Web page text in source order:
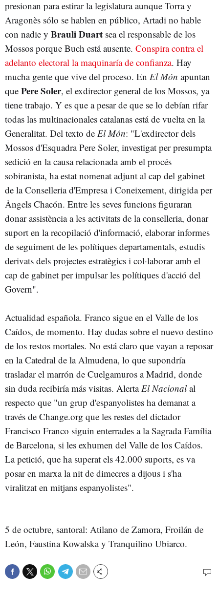
presionan para estirar la legislatura aunque Torra y
Aragonès sólo se hablen en público, Artadi no hable
con nadie y Brauli Duart sea el responsable de los
Mossos porque Buch está ausente. Conspira contra el
adelanto electoral la maquinaría de confianza. Hay
mucha gente que vive del proceso. En El Món apuntan
que Pere Soler, el exdirector general de los Mossos, ya
tiene trabajo. Y es que a pesar de que se lo debían rifar
todas las multinacionales catalanas está de vuelta en la
Generalitat. Del texto de El Món: "L'exdirector dels
Mossos d'Esquadra Pere Soler, investigat per presumpta
sedició en la causa relacionada amb el procés
sobiranista, ha estat nomenat adjunt al cap del gabinet
de la Conselleria d'Empresa i Coneixement, dirigida per
Àngels Chacón. Entre les seves funcions figuraran
donar assistència a les activitats de la conselleria, donar
suport en la recopilació d'informació, elaborar informes
de seguiment de les polítiques departamentals, estudis
derivats dels projectes estratègics i col·laborar amb el
cap de gabinet per impulsar les polítiques d'acció del
Govern".
Actualidad española. Franco sigue en el Valle de los
Caídos, de momento. Hay dudas sobre el nuevo destino
de los restos mortales. No está claro que vayan a reposar
en la Catedral de la Almudena, lo que supondría
trasladar el marrón de Cuelgamuros a Madrid, donde
sin duda recibiría más visitas. Alerta El Nacionalal
respecto que "un grup d'espanyolistes ha demanat a
través de Change.org que les restes del dictador
Francisco Franco siguin enterrades a la Sagrada Família
de Barcelona, si les exhumen del Valle de los Caídos.
La petició, que ha superat els 42.000 suports, es va
posar en marxa la nit de dimecres a dijous i s'ha
viralitzat en mitjans espanyolistes".
5 de octubre, santoral: Atilano de Zamora, Froilán de
León, Faustina Kowalska y Tranquilino Ubiarco.